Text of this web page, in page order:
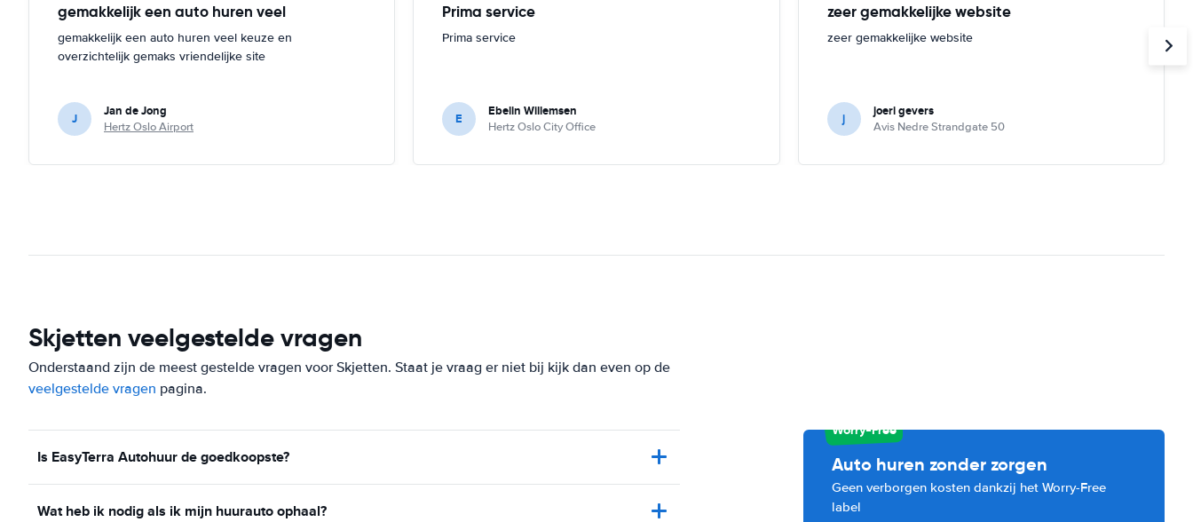
gemakkelijk een auto huren veel
gemakkelijk een auto huren veel keuze en
overzichtelijk gemaks vriendelijke site
J Jan de Jong
Hertz Oslo Airport
Prima service
Prima service
E Ebelin Willemsen
Hertz Oslo City Office
zeer gemakkelijke website
zeer gemakkelijke website
j joeri gevers
Avis Nedre Strandgate 50
Skjetten veelgestelde vragen
Onderstaand zijn de meest gestelde vragen voor Skjetten. Staat je vraag er niet bij kijk dan even op de
veelgestelde vragen pagina.
Is EasyTerra Autohuur de goedkoopste?
Wat heb ik nodig als ik mijn huurauto ophaal?
Worry-Free
Auto huren zonder zorgen
Geen verborgen kosten dankzij het Worry-Free
label